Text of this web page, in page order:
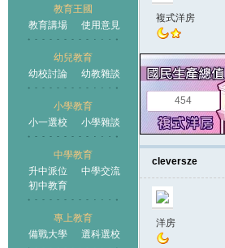
教育王國
教育講場
使用意見
幼兒教育
幼校討論
幼教雜談
小學教育
小一選校
小學雜談
中學教育
升中派位
中學交流
初中教育
專上教育
備戰大學
選科選校
王國
複式洋房
454
cleversze
洋房